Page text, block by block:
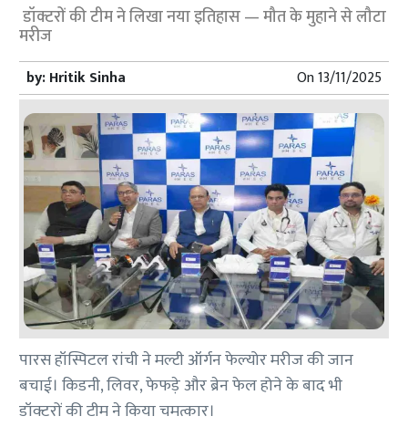
डॉक्टरों की टीम ने लिखा नया इतिहास — मौत के मुहाने से लौटा
मरीज
by:Hritik Sinha On13/11/2025
पारस हॉस्पिटल रांची ने मल्टी ऑर्गन फेल्योर मरीज की जान
बचाई। किडनी, लिवर, फेफड़े और ब्रेन फेल होने के बाद भी
डॉक्टरों की टीम ने किया चमत्कार।